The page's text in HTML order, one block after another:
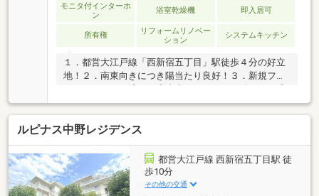
モニタ付インターホ
ン
浴室乾燥機 即入居可
所有権
リフォームリノベー
ション
システムキッチン
１．都営大江戸線「西新宿五丁目」駅徒歩４分の好立
地！２．南東向きにつき陽当たり良好！３．新規フル
リノベーション済み！◇中古マンションに強いVars◇
お住まい探しは知識が豊富で提案力のある不動産会社
と出会うこと。弊社では、専門知識を持つバックオフ
ィスが常に営業をサポートしており、Google Meetを
通じて2名体制でご案内いたします。個々の経験差に
左右されることなく、常に質の高いサービスをご提供
しています。我們提供中文服務支持、隨時歡迎客人諮
詢We offer support in English and look forward to your
ルピナス中野レジデンス
都営大江戸線 西新宿五丁目駅 徒
歩10分
その他の交通